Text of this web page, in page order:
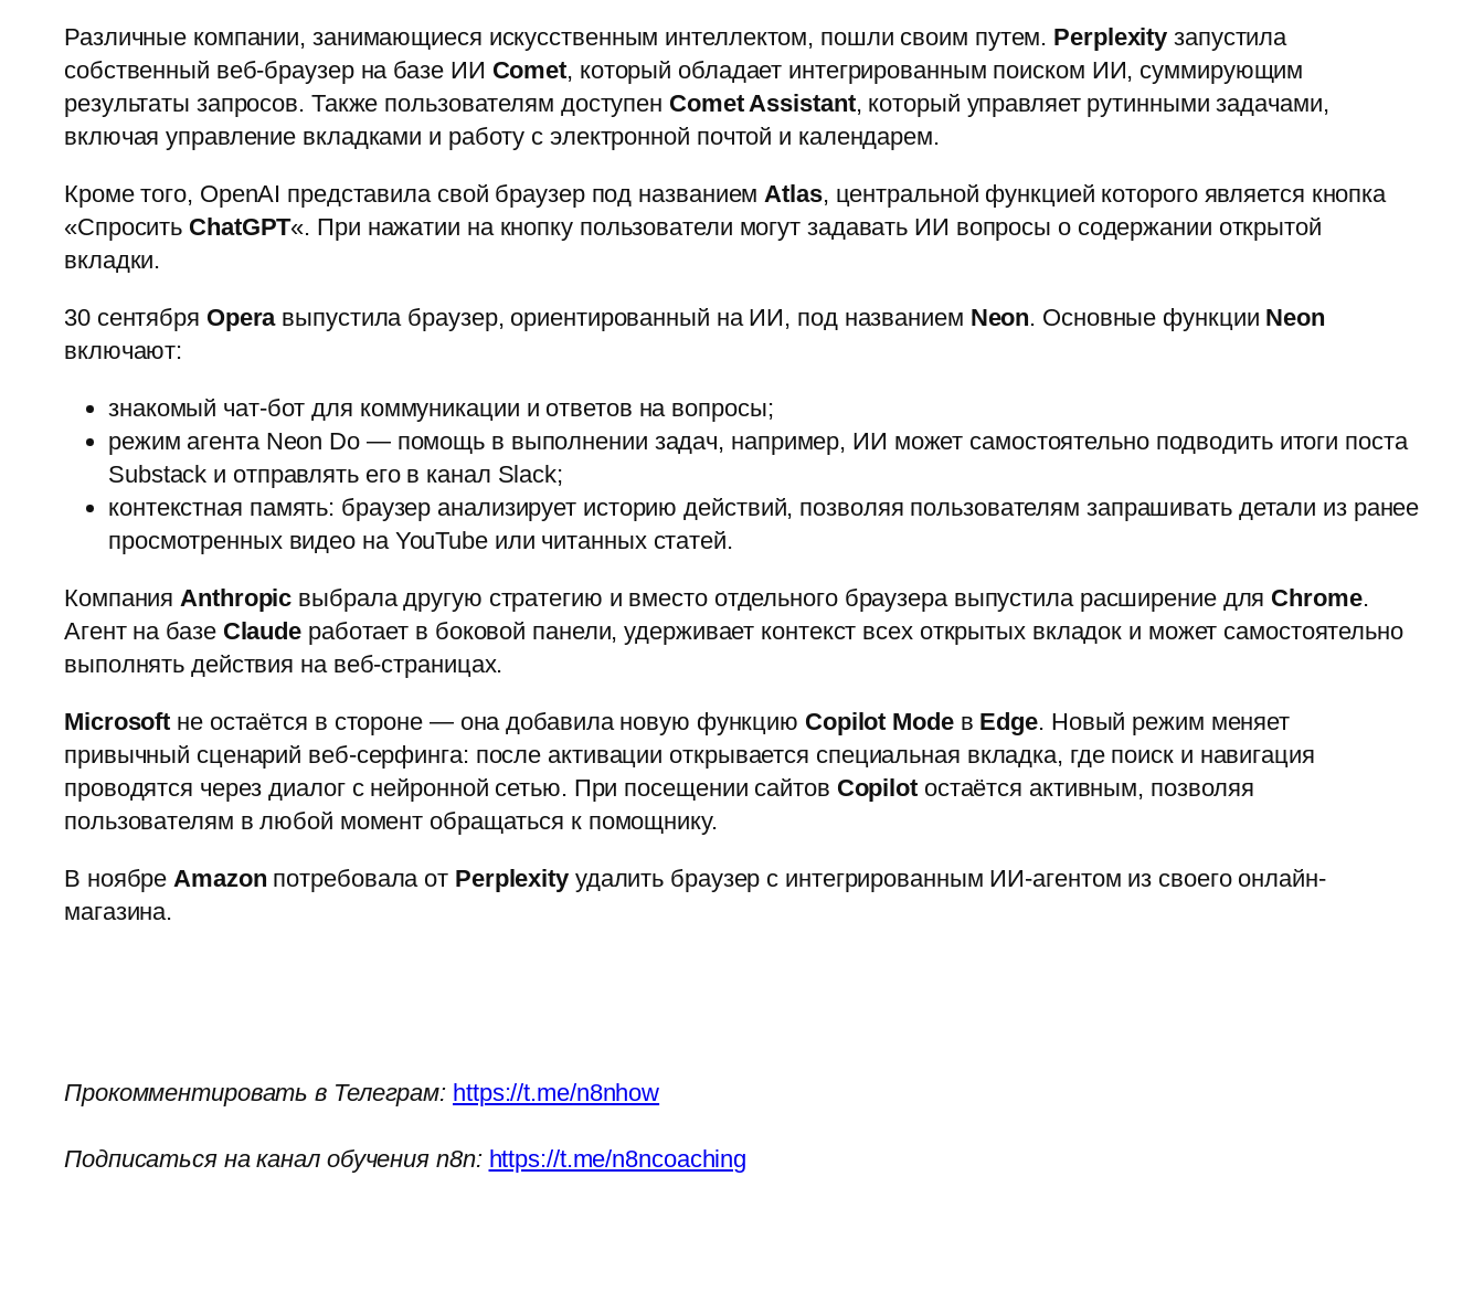
Различные компании, занимающиеся искусственным интеллектом, пошли своим путем. Perplexity запустила
собственный веб-браузер на базе ИИ Comet, который обладает интегрированным поиском ИИ, суммирующим
результаты запросов. Также пользователям доступен Comet Assistant, который управляет рутинными задачами,
включая управление вкладками и работу с электронной почтой и календарем.
Кроме того, OpenAI представила свой браузер под названиемAtlas, центральной функцией которого является кнопка
«Спросить ChatGPT«. При нажатии на кнопку пользователи могут задавать ИИ вопросы о содержании открытой
вкладки.
30 сентября Operaвыпустила браузер, ориентированный на ИИ, под названием Neon. Основные функции Neon
включают:
знакомый чат-бот для коммуникации и ответов на вопросы;
режим агента Neon Do — помощь в выполнении задач, например, ИИ может самостоятельно подводить итоги поста
Substack и отправлять его в канал Slack;
контекстная память: браузер анализирует историю действий, позволяя пользователям запрашивать детали из ранее
просмотренных видео на YouTube или читанных статей.
КомпанияAnthropic выбрала другую стратегию и вместо отдельного браузера выпустила расширение для Chrome.
Агент на базе Claude работает в боковой панели, удерживает контекст всех открытых вкладок и может самостоятельно
выполнять действия на веб-страницах.
Microsoft не остаётся в стороне — она добавила новую функцию Copilot Modeв Edge. Новый режим меняет
привычный сценарий веб-серфинга: после активации открывается специальная вкладка, где поиск и навигация
проводятся через диалог с нейронной сетью. При посещении сайтов Copilotостаётся активным, позволяя
пользователям в любой момент обращаться к помощнику.
В ноябреAmazon потребовала от Perplexityудалить браузер с интегрированным ИИ-агентом из своего онлайн-
магазина.
Прокомментировать в Телеграм: https://t.me/n8nhow
Подписаться на канал обучения n8n: https://t.me/n8ncoaching